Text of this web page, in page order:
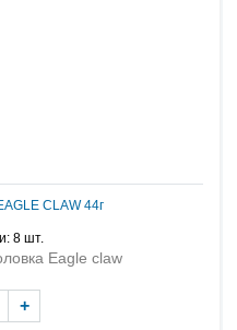
CLAW 44г
8 шт.
Eagle claw
+